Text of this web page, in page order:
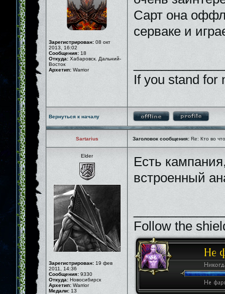
Зарегистрирован: 08 окт
2013, 16:02
Сообщения: 18
Откуда: Хабаровск. Дальний-
Восток
Архетип: Warrior
Сарт она
серваке и
If you stand for
Вернуться к началу
Sartarius Заголовок сообщения: Re: Кто во
Elder
Зарегистрирован: 19 фев
2011, 14:36
Сообщения: 9330
Откуда: Новосибирск
Архетип: Warrior
Медали: 13
Есть
встроенный
Follow the